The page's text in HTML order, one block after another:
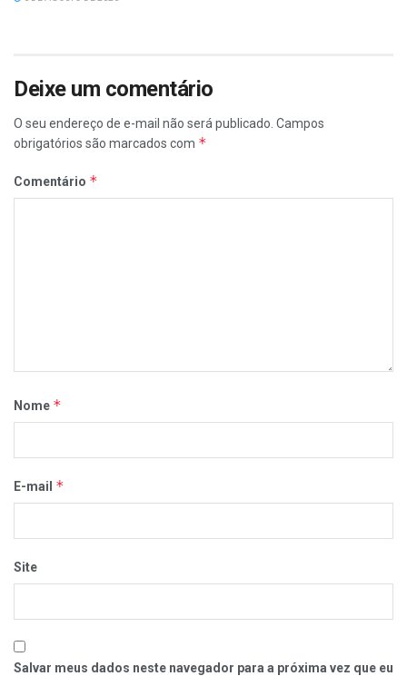
Deixe um comentário
O seu endereço de e-mail não será publicado. Campos
obrigatórios são marcados com *
Comentário *
Nome *
E-mail *
Site
Salvar meus dados neste navegador para a próxima vez que eu